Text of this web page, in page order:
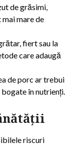
de grăsimi,
mare de
fiert sau la
care adaugă
de porc ar trebui
în nutrienți.
riscuri